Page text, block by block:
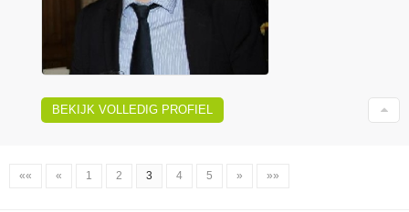
BEKIJK VOLLEDIG PROFIEL
«« « 1 2 3 4 5 » »»